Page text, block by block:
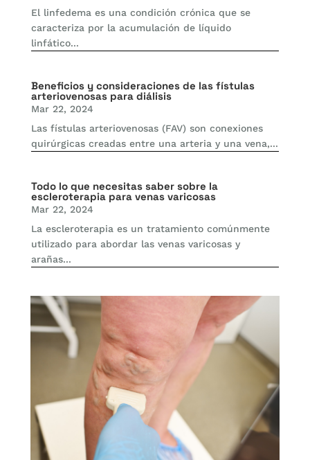
El linfedema es una condición crónica que se
caracteriza por la acumulación de líquido
linfático...
Beneficios y consideraciones de las fístulas
arteriovenosas para diálisis
Mar 22, 2024
Las fístulas arteriovenosas (FAV) son conexiones
quirúrgicas creadas entre una arteria y una vena,...
Todo lo que necesitas saber sobre la
escleroterapia para venas varicosas
Mar 22, 2024
La escleroterapia es un tratamiento comúnmente
utilizado para abordar las venas varicosas y
arañas...